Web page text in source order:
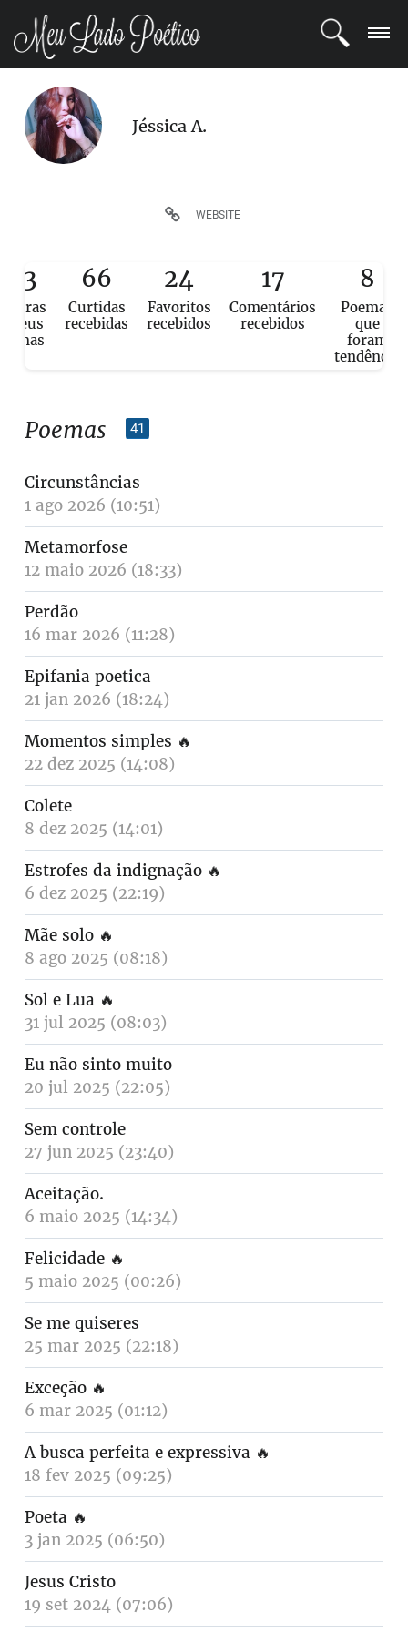
LOGIN
REGISTRO
COMUNIDADE
Jéssica A.
WEBSITE
713
seus
66
Curtidas
recebidas
24
Favoritos
recebidos
17
Comentários
recebidos
8
Poemas
que
foram
tendência
Poemas 41
Circunstâncias
1 ago 2026 (10:51)
Metamorfose
12 maio 2026 (18:33)
Perdão
16 mar 2026 (11:28)
Epifania poetica
21 jan 2026 (18:24)
Momentos simples 🔥
22 dez 2025 (14:08)
Colete
8 dez 2025 (14:01)
Estrofes da indignação 🔥
6 dez 2025 (22:19)
Mãe solo 🔥
8 ago 2025 (08:18)
Sol e Lua 🔥
31 jul 2025 (08:03)
Eu não sinto muito
20 jul 2025 (22:05)
Sem controle
27 jun 2025 (23:40)
Aceitação.
6 maio 2025 (14:34)
Felicidade 🔥
5 maio 2025 (00:26)
Se me quiseres
25 mar 2025 (22:18)
Exceção 🔥
6 mar 2025 (01:12)
A busca perfeita e expressiva 🔥
18 fev 2025 (09:25)
Poeta 🔥
3 jan 2025 (06:50)
Jesus Cristo
19 set 2024 (07:06)